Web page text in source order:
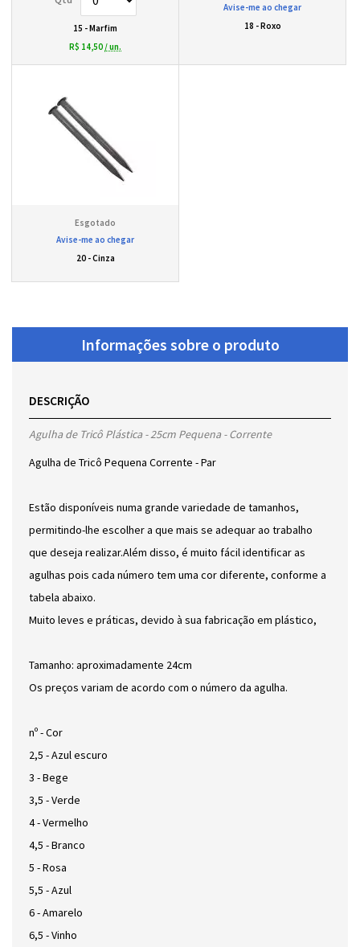
15 - Marfim
R$ 14,50 / un.
Avise-me ao chegar
18 - Roxo
Avise-me ao chegar
20 - Cinza
Informações sobre o produto
DESCRIÇÃO
Agulha de Tricô Plástica - 25cm Pequena - Corrente
Agulha de Tricô Pequena Corrente - Par
Estão disponíveis numa grande variedade de tamanhos,
permitindo-lhe escolher a que mais se adequar ao trabalho
que deseja realizar.Além disso, é muito fácil identificar as
agulhas pois cada número tem uma cor diferente, conforme a
tabela abaixo.
Muito leves e práticas, devido à sua fabricação em plástico,
Tamanho: aproximadamente 24cm
Os preços variam de acordo com o número da agulha.
nº - Cor
2,5 - Azul escuro
3 - Bege
3,5 - Verde
4 - Vermelho
4,5 - Branco
5 - Rosa
5,5 - Azul
6 - Amarelo
6,5 - Vinho